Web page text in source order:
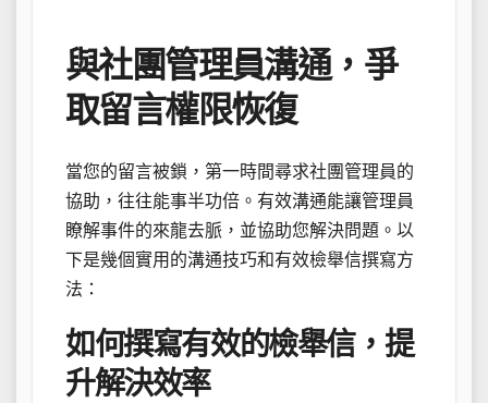
與社團管理員溝通，爭
取留言權限恢復
當您的留言被鎖，第一時間尋求社團管理員的
協助，往往能事半功倍。有效溝通能讓管理員
瞭解事件的來龍去脈，並協助您解決問題。以
下是幾個實用的溝通技巧和有效檢舉信撰寫方
法：
如何撰寫有效的檢舉信，提
升解決效率